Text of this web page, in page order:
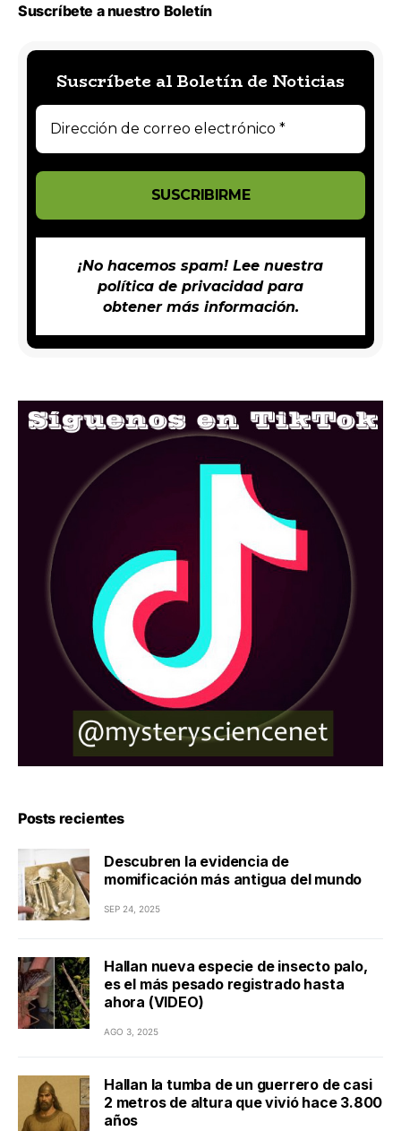
Suscríbete a nuestro Boletín
Suscríbete al Boletín de Noticias
¡No hacemos spam! Lee nuestra
política de privacidadpara
obtener más información.
Posts recientes
Descubren la evidencia de
momificación más antigua del mundo
SEP 24, 2025
Hallan nueva especie de insecto palo,
es el más pesado registrado hasta
ahora (VIDEO)
AGO 3, 2025
Hallan la tumba de un guerrero de casi
2 metros de altura que vivió hace 3.800
años